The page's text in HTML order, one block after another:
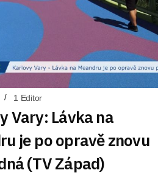
1 Editor
Vary: Lávka na
je po opravě znovu
(TV Západ)